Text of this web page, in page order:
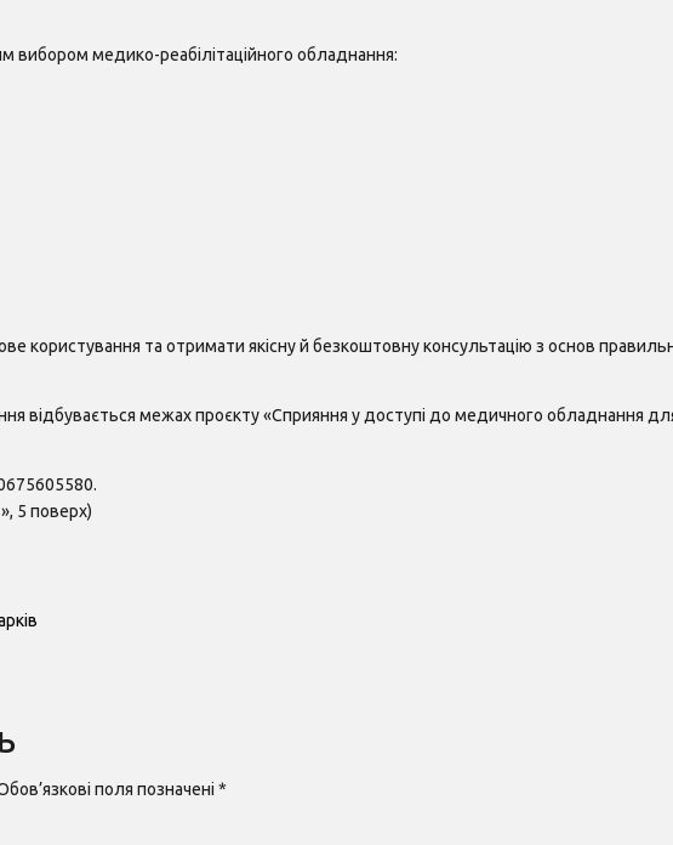
вибором медико-реабілітаційного обладнання:
користування та отримати якісну й безкоштовну консультацію з основ
відбувається межах проєкту «Сприяння у доступі до медичного обладнання
5 поверх)
поля позначені *